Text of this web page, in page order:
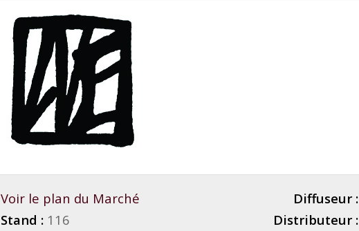
Voir le plan du Marché
Stand : 116
Diffuseur :
Distributeur :